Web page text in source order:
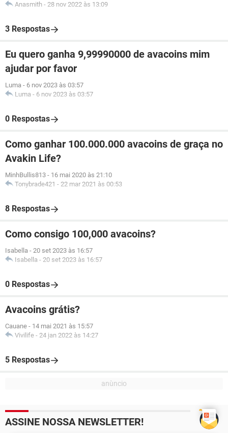
Anasmith - 28 nov 2022 às 13:09
3 Respostas
Eu quero ganha 9,99990000 de avacoins mim
ajudar por favor
Luma - 6 nov 2023 às 03:57
Luma - 6 nov 2023 às 03:57
0 Respostas
Como ganhar 100.000.000 avacoins de graça no
Avakin Life?
MinhBullis813 - 16 mai 2020 às 21:10
Tonybrade421 - 22 mar 2021 às 00:53
8 Respostas
Como consigo 100,000 avacoins?
Isabella - 20 set 2023 às 16:57
Isabella - 20 set 2023 às 16:57
0 Respostas
Avacoins grátis?
Cauane - 14 mai 2021 às 15:57
Vivilife - 24 jan 2022 às 14:27
5 Respostas
ASSINE NOSSA NEWSLETTER!